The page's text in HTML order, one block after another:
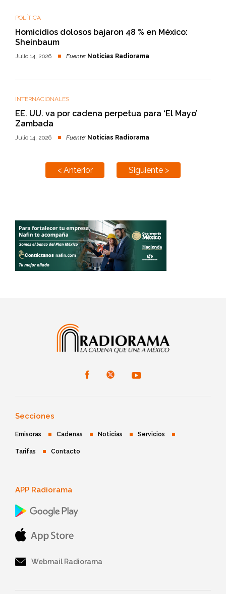
POLÍTICA
Homicidios dolosos bajaron 48 % en México:
Sheinbaum
Julio 14, 2026 Fuente: Noticias Radiorama
INTERNACIONALES
EE. UU. va por cadena perpetua para ‘El Mayo’
Zambada
Julio 14, 2026 Fuente: Noticias Radiorama
< Anterior Siguiente >
Secciones
Emisoras Cadenas Noticias Servicios
Tarifas Contacto
APP Radiorama
Webmail Radiorama